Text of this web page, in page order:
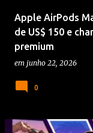
Apple AirPods
de US$ 150 e
premium
em junho 22, 2026
0